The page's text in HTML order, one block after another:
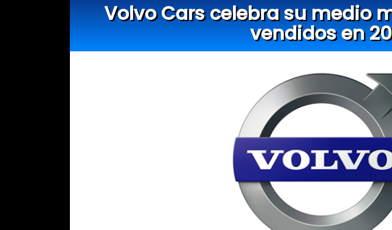
Volvo Cars celebra su medio
vendidos en